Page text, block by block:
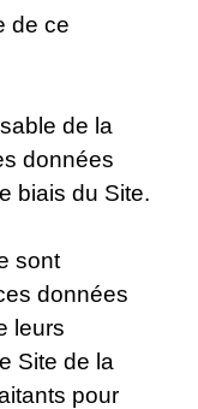
de ce
de la
données
biais du Site.
sont
données
leurs
Site de la
pour